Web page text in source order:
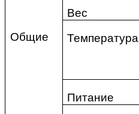
Общие
Вес
Температура
Питание